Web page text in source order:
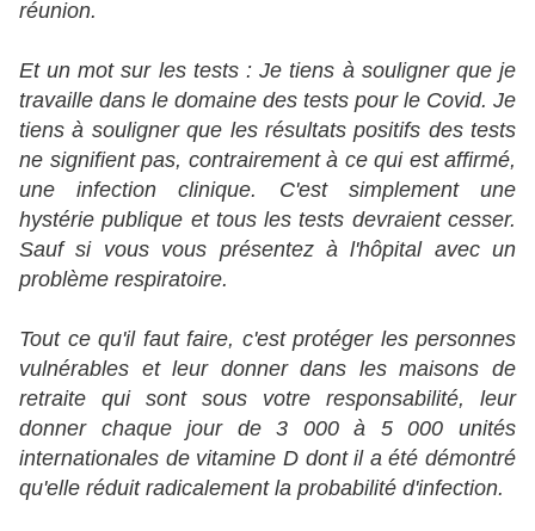
réunion.
Et un mot sur les tests : Je tiens à souligner que je
travaille dans le domaine des tests pour le Covid. Je
tiens à souligner que les résultats positifs des tests
ne signifient pas, contrairement à ce qui est affirmé,
une infection clinique. C'est simplement une
hystérie publique et tous les tests devraient cesser.
Sauf si vous vous présentez à l'hôpital avec un
problème respiratoire.
Tout ce qu'il faut faire, c'est protéger les personnes
vulnérables et leur donner dans les maisons de
retraite qui sont sous votre responsabilité, leur
donner chaque jour de 3 000 à 5 000 unités
internationales de vitamine D dont il a été démontré
qu'elle réduit radicalement la probabilité d'infection.